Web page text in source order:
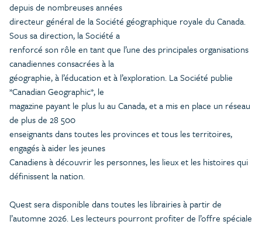
depuis de nombreuses années
directeur général de la Société géographique royale du Canada.
Sous sa direction, la Société a
renforcé son rôle en tant que l’une des principales organisations
canadiennes consacrées à la
géographie, à l’éducation et à l’exploration. La Société publie
*Canadian Geographic*, le
magazine payant le plus lu au Canada, et a mis en place un réseau
de plus de 28 500
enseignants dans toutes les provinces et tous les territoires,
engagés à aider les jeunes
Canadiens à découvrir les personnes, les lieux et les histoires qui
définissent la nation.
Quest sera disponible dans toutes les librairies à partir de
l’automne 2026. Les lecteurs pourront profiter de l’offre spéciale